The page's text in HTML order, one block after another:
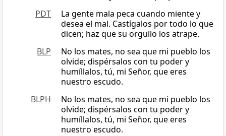
PDT
La gente mala peca cuando miente y
desea el mal. Castígalos por todo lo que
dicen; haz que su orgullo los atrape.
BLP
No los mates, no sea que mi pueblo los
olvide; dispérsalos con tu poder y
humíllalos, tú, mi Señor, que eres
nuestro escudo.
BLPH
No los mates, no sea que mi pueblo los
olvide; dispérsalos con tu poder y
humíllalos, tú, mi Señor, que eres
nuestro escudo.